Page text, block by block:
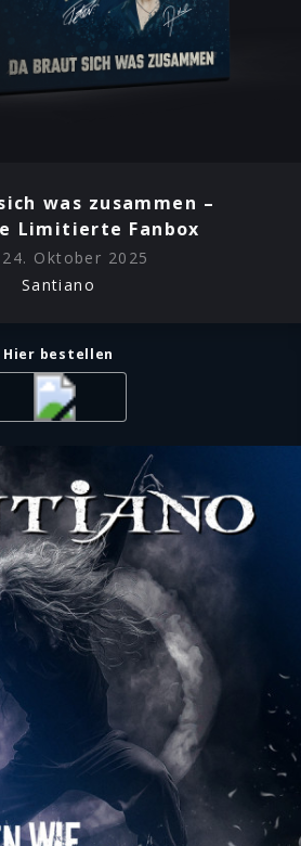
„Tanzen wie die Teufel“ verbindet
Drums und eine
Melodie zu einer Hymne auf das
daran, jeden Moment
fort.
liefern Santiano eine
eines Irish- Folk-
berührend von ewiger Liebe und
Ein unmissverständliches
die Musiker mit „Nie wieder
Neuauflage des
Foggy Dew“.
haben ihren Platz: „Mein
folgenreichen Liebesnacht,
kommt die Flut“ den Blick
Mit „Wir waren jung“ werfen
Blick auf unbeschwerte
besingt den Traum von
„Zack Ahoi“ der bewährte
der die 14- jährige Reise der
zu ihren Fans feiert. Mit „Da
legen Santiano ein Album
was diese Ausnahmeformation
was zusammen –
Limitierte Fanbox
24. Oktober 2025
Santiano
Hier bestellen